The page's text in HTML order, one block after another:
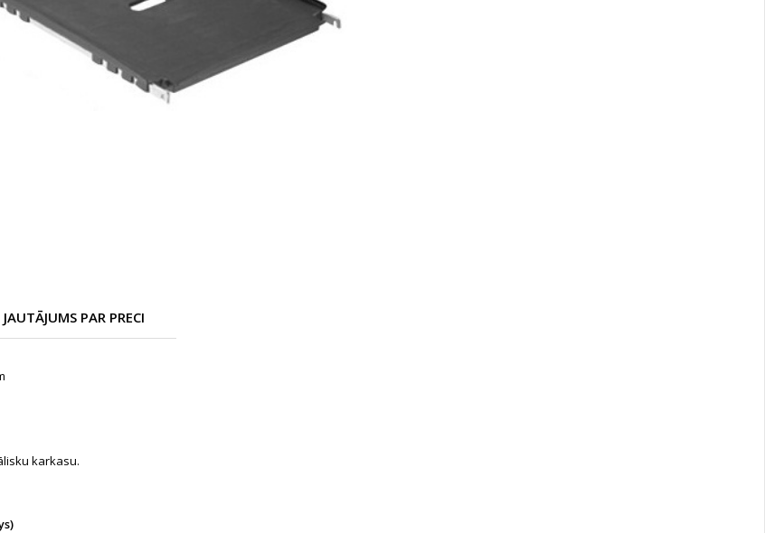
JAUTĀJUMS PAR PRECI
karkasu.